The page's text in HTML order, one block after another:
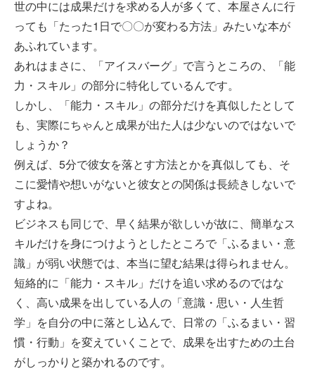
世の中には成果だけを求める人が多くて、本屋さんに行
っても「たった1日で〇〇が変わる方法」みたいな本が
あふれています。
あれはまさに、「アイスバーグ」で言うところの、「能
力・スキル」の部分に特化しているんです。
しかし、「能力・スキル」の部分だけを真似したとして
も、実際にちゃんと成果が出た人は少ないのではないで
しょうか？
例えば、5分で彼女を落とす方法とかを真似しても、そ
こに愛情や想いがないと彼女との関係は長続きしないで
すよね。
ビジネスも同じで、早く結果が欲しいが故に、簡単なス
キルだけを身につけようとしたところで「ふるまい・意
識」が弱い状態では、本当に望む結果は得られません。
短絡的に「能力・スキル」だけを追い求めるのではな
く、高い成果を出している人の「意識・思い・人生哲
学」を自分の中に落とし込んで、日常の「ふるまい・習
慣・行動」を変えていくことで、成果を出すための土台
がしっかりと築かれるのです。